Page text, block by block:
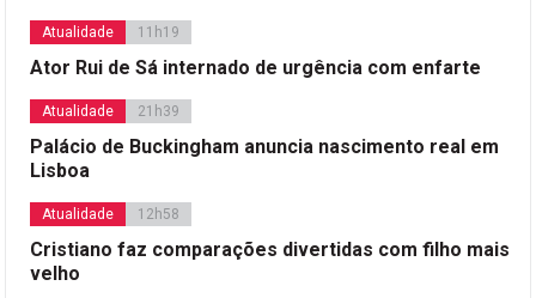
Atualidade 11h19
Ator Rui de Sá internado de urgência com enfarte
Atualidade 21h39
Palácio de Buckingham anuncia nascimento real em
Lisboa
Atualidade 12h58
Cristiano faz comparações divertidas com filho mais
velho